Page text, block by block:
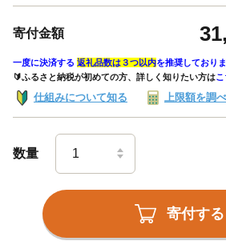
寄付金額
一度に決済する 返礼品数は３つ以内を推奨しておりま
🔰ふるさと納税が初めての方、詳しく知りたい方はこ
仕組みについて知る 上限額を調
数量
寄付する